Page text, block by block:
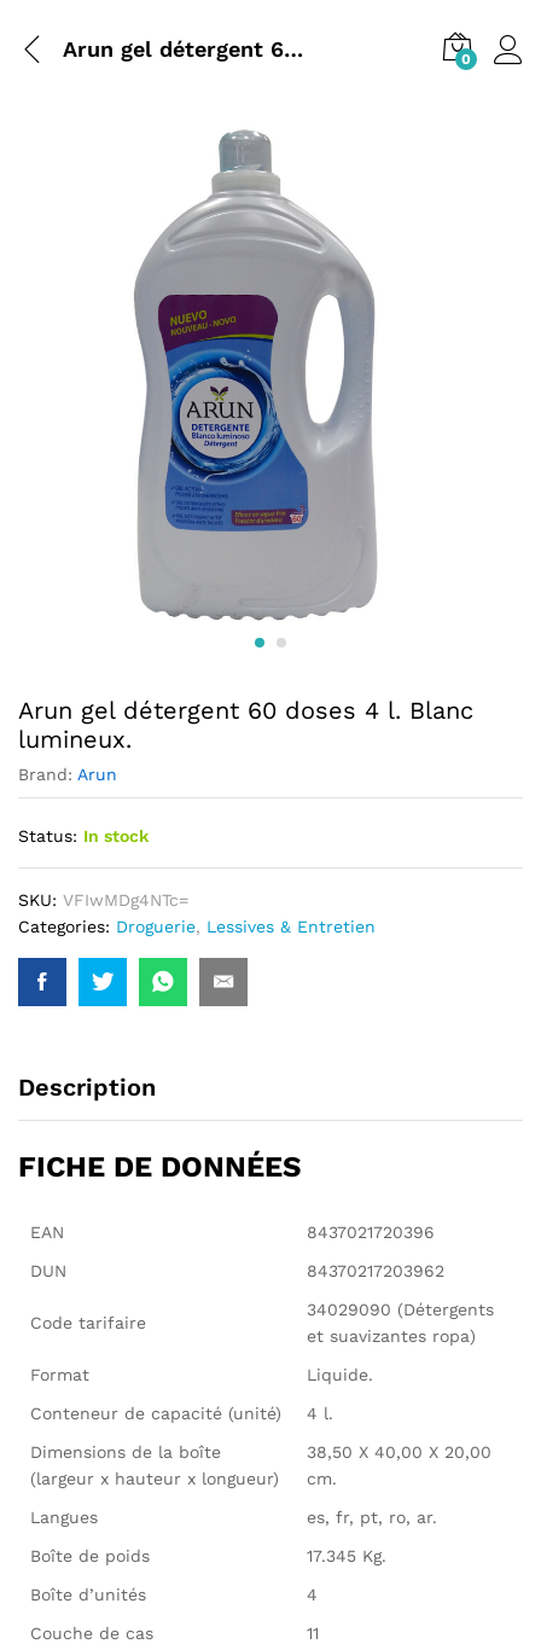
Arun gel détergent 60 doses 4 l. Blanc lumineux. 0
Arun gel détergent 60 doses 4 l. Blanc
lumineux.
Brand: Arun
Status: In stock
SKU: VFIwMDg4NTc=
Categories: Droguerie, Lessives & Entretien
Description
FICHE DE DONNÉES
EAN
8437021720396
DUN
84370217203962
Code tarifaire
34029090 (Détergents
et suavizantes ropa)
Format
Liquide.
Conteneur de capacité (unité)
4 l.
Dimensions de la boîte
(largeur x hauteur x longueur)
38,50 X 40,00 X 20,00
cm.
Langues
es, fr, pt, ro, ar.
Boîte de poids
17.345 Kg.
Boîte d’unités
4
Couche de cas
11